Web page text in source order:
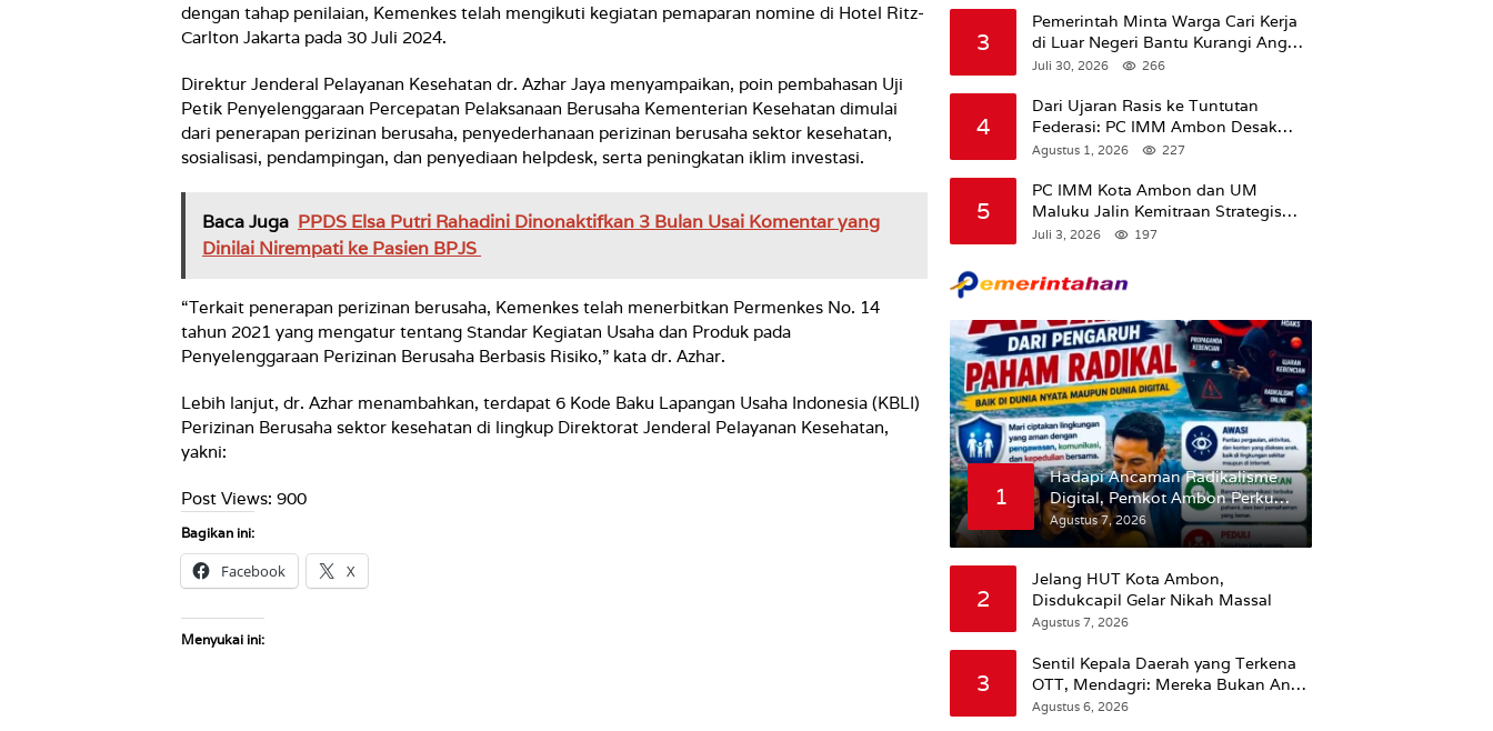
dengan tahap penilaian, Kemenkes telah mengikuti kegiatan pemaparan nomine di Hotel Ritz-
Carlton Jakarta pada 30 Juli 2024.
Direktur Jenderal Pelayanan Kesehatan dr. Azhar Jaya menyampaikan, poin pembahasan Uji
Petik Penyelenggaraan Percepatan Pelaksanaan Berusaha Kementerian Kesehatan dimulai
dari penerapan perizinan berusaha, penyederhanaan perizinan berusaha sektor kesehatan,
sosialisasi, pendampingan, dan penyediaan helpdesk, serta peningkatan iklim investasi.
Baca Juga PPDS Elsa Putri Rahadini Dinonaktifkan 3 Bulan Usai Komentar yang
Dinilai Nirempati ke Pasien BPJS
“Terkait penerapan perizinan berusaha, Kemenkes telah menerbitkan Permenkes No. 14
tahun 2021 yang mengatur tentang Standar Kegiatan Usaha dan Produk pada
Penyelenggaraan Perizinan Berusaha Berbasis Risiko,” kata dr. Azhar.
Lebih lanjut, dr. Azhar menambahkan, terdapat 6 Kode Baku Lapangan Usaha Indonesia (KBLI)
Perizinan Berusaha sektor kesehatan di lingkup Direktorat Jenderal Pelayanan Kesehatan,
yakni:
Post Views: 900
Bagikan ini:
Facebook X
Menyukai ini:
3
Pemerintah Minta Warga Cari Kerja
di Luar Negeri Bantu Kurangi Angka
Pengangguran
Juli 30, 2026 266
4
Dari Ujaran Rasis ke Tuntutan
Federasi: PC IMM Ambon Desak
Klarifikasi Presiden dan Imbau
Putih Di Maluku.
Agustus 1, 2026 227
5
PC IMM Kota Ambon dan UM
Maluku Jalin Kemitraan Strategis
untuk Cetak Kader Pencerah Bangsa
Kampus”
Juli 3, 2026 197
1
Hadapi Ancaman Radikalisme
Digital, Pemkot Ambon Perkuat
Peran Keluarga
Agustus 7, 2026
2
Jelang HUT Kota Ambon,
Disdukcapil Gelar Nikah Massal
Agustus 7, 2026
3
Sentil Kepala Daerah yang Terkena
OTT, Mendagri: Mereka Bukan Anak
Kemarin Sore
Agustus 6, 2026